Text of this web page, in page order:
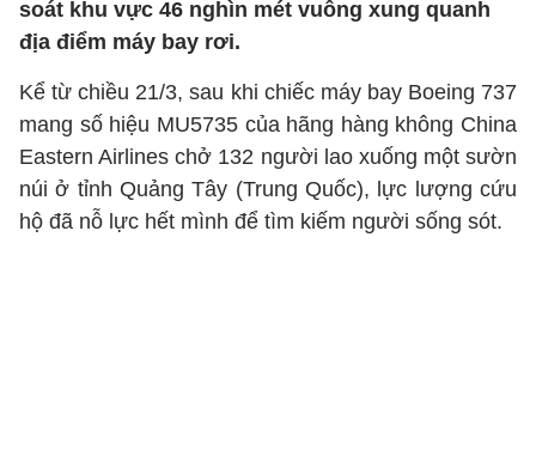
soát khu vực 46 nghìn mét vuông xung quanh
địa điểm máy bay rơi.
Kể từ chiều 21/3, sau khi chiếc máy bay Boeing 737
mang số hiệu MU5735 của hãng hàng không China
Eastern Airlines chở 132 người lao xuống một sườn
núi ở tỉnh Quảng Tây (Trung Quốc), lực lượng cứu
hộ đã nỗ lực hết mình để tìm kiếm người sống sót.